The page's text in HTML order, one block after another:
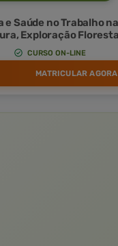
e Saúde no Trabalho
Exploração
CURSO ON-LINE
MATRICULAR AGORA